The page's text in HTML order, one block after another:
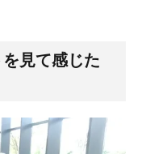
見て感じた